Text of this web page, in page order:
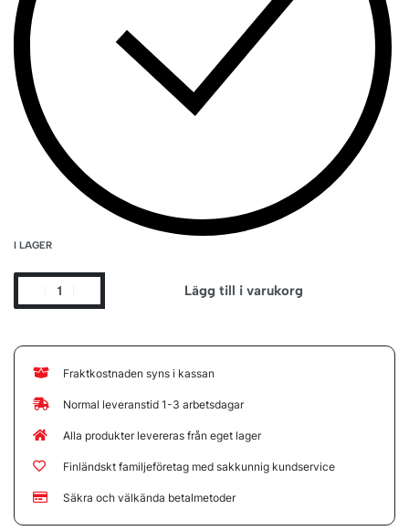
I LAGER
Lägg till i varukorg
Fraktkostnaden syns i kassan
Normal leveranstid 1-3 arbetsdagar
Alla produkter levereras från eget lager
Finländskt familjeföretag med sakkunnig kundservice
Säkra och välkända betalmetoder